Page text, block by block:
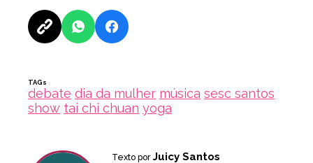
TAGs
debate dia da mulher música sesc santos
show tai chi chuan yoga
Texto por Juicy Santos